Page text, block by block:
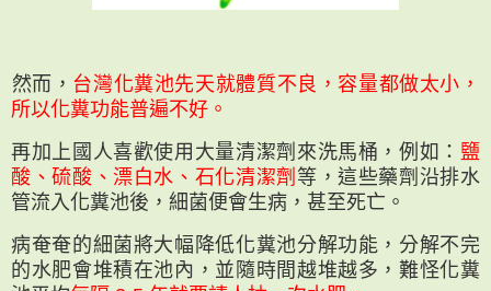
然而， 台灣化糞池先天就體質不良，容量都做太小，
所以化糞功能普遍不好。
再加上國人喜歡使用大量清潔劑來洗馬桶，例如： 鹽
酸、硫酸、漂白水、石化清潔劑 等，這些藥劑沿排水
管流入化糞池後，細菌便會生病，甚至死亡。
病奄奄的細菌將大幅降低化糞池分解功能，分解不完
的水肥會堆積在池內，並隨時間越堆越多，難怪化糞